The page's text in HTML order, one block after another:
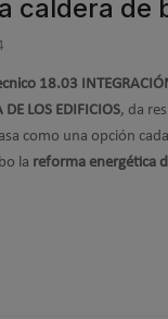
caldera de
18.03
DE LOS EDIFICIOS, da
como una opción
la reforma energética